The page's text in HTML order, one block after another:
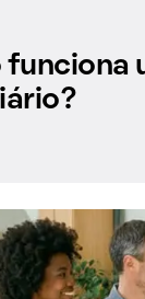
funciona